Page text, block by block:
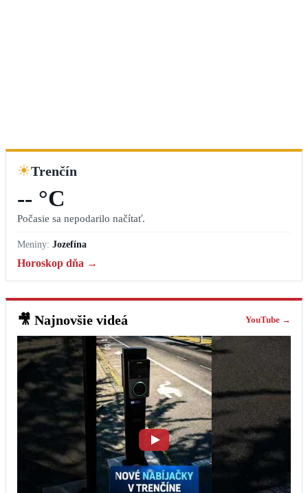
☀Trenčín
-- °C
Počasie sa nepodarilo načítať.
Meniny: Jozefína
Horoskop dňa →
🎥 Najnovšie videá YouTube →